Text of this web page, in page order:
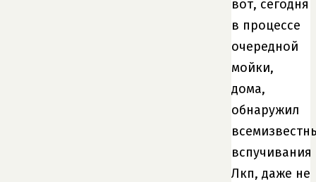
вот, сегодня
в процессе
очередной
мойки,
дома,
обнаружил
вспучивания
Лкп, даже не